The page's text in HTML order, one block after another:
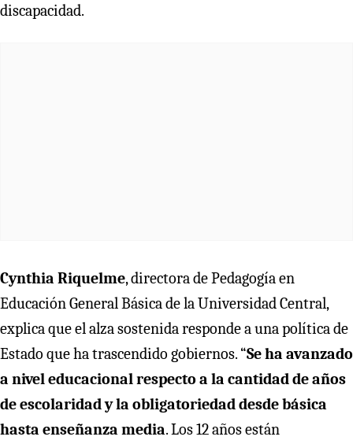
discapacidad.
Cynthia Riquelme, directora de Pedagogía en
Educación General Básica de la Universidad Central,
explica que el alza sostenida responde a una política de
Estado que ha trascendido gobiernos. “Se ha avanzado
a nivel educacional respecto a la cantidad de años
de escolaridad y la obligatoriedad desde básica
hasta enseñanza media. Los 12 años están